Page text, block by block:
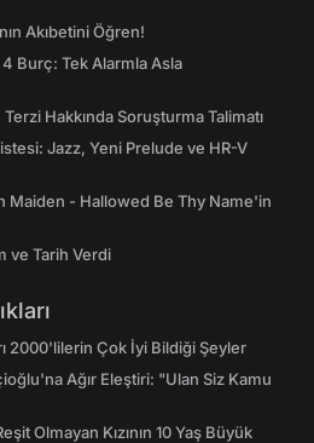
Akıbetini Öğren!
Burç: Tek Alarmla Asla
Hakkında Soruşturma Talimatı
Jazz, Yeni Prelude ve HR-V
Maiden - Hallowed Be Thy Name'in
ve Tarih Verdi
2000'lilerin Çok İyi Bildiği Şeyler
Ağır Eleştiri: "Ulan Siz Kamu
Olmayan Kızının 10 Yaş Büyük